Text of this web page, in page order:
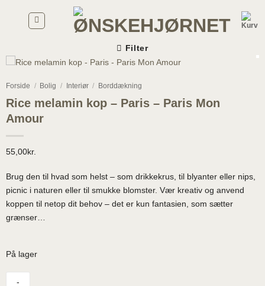
Filter
Forside / Bolig / Interiør / Borddækning
Rice melamin kop – Paris – Paris Mon
Amour
55,00kr.
Brug den til hvad som helst – som drikkekrus, til blyanter eller nips,
picnic i naturen eller til smukke blomster. Vær kreativ og anvend
koppen til netop dit behov – det er kun fantasien, som sætter
grænser…
På lager